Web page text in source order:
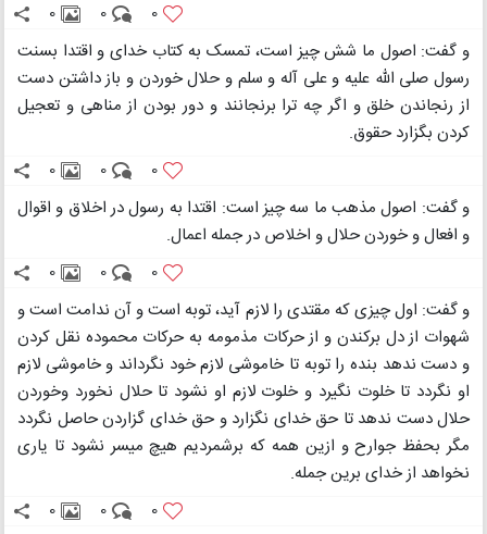
0
0
0
و گفت: اصول ما شش چیز است، تمسک به کتاب خدای و اقتدا بسنت
رسول صلی الله علیه و علی آله و سلم و حلال خوردن و باز داشتن دست
از رنجاندن خلق و اگر چه ترا برنجانند و دور بودن از مناهی و تعجیل
کردن بگزارد حقوق.
0
0
0
و گفت: اصول مذهب ما سه چیز است: اقتدا به رسول در اخلاق و اقوال
و افعال و خوردن حلال و اخلاص در جمله اعمال.
0
0
0
و گفت: اول چیزی که مقتدی را لازم آید، توبه است و آن ندامت است و
شهوات از دل برکندن و از حرکات مذمومه به حرکات محموده نقل کردن
و دست ندهد بنده را توبه تا خاموشی لازم خود نگرداند و خاموشی لازم
او نگردد تا خلوت نگیرد و خلوت لازم او نشود تا حلال نخورد وخوردن
حلال دست ندهد تا حق خدای نگزارد و حق خدای گزاردن حاصل نگردد
مگر بحفظ جوارح و ازین همه که برشمردیم هیچ میسر نشود تا یاری
نخواهد از خدای برین جمله.
0
0
0